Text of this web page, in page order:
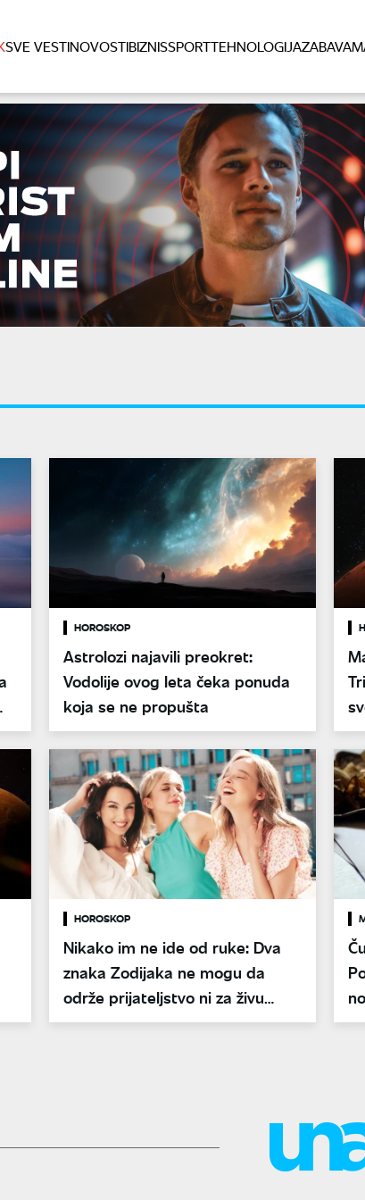
SVE VESTINOVOSTIBIZNISSPORTTEHNOLOGIJAZABAVA
HOROSKOP
Astrolozi najavili preokret:
Vodolije ovog leta čeka ponuda
koja se ne propušta
HOROSKOP
Nikako im ne ide od ruke: Dva
znaka Zodijaka ne mogu da
održe prijateljstvo ni za živu
glavu